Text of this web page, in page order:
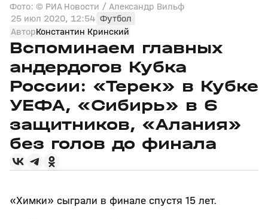
Фото: © РИА Новости / Александр Вильф
25 июл 2020, 12:54 Футбол
АвторКонстантин Кринский
Вспоминаем главных
андердогов Кубка
России: «Терек» в Кубке
УЕФА, «Сибирь» в 6
защитников, «Алания»
без голов до финала
«Химки» сыграли в финале спустя 15 лет.